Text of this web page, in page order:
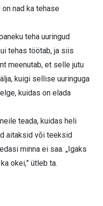
nad ka tehase
teha uuringud
tehas töötab, ja siis
meenutab, et selle jutu
kuigi sellise uuringuga
kuidas on elada
teada, kuidas heli
aitaksid või teeksid
minna ei saa. „Igaks
okei,” ütleb ta.